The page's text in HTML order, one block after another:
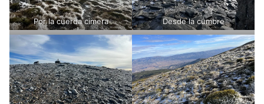
Por la cuerda cimera Desde la cumbre